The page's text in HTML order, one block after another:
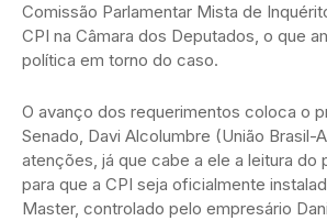
Comissão Parlamentar Mista de
CPI na Câmara dos Deputados, o que
política em torno do caso.
O avanço dos requerimentos coloca o
Senado, Davi Alcolumbre (União Brasil-
atenções, já que cabe a ele a leitura do
para que a CPI seja oficialmente
Master, controlado pelo empresário